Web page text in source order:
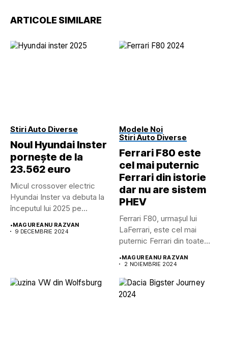
ARTICOLE SIMILARE
Stiri Auto Diverse
Noul Hyundai Inster
pornește de la
23.562 euro
Micul crossover electric
Hyundai Inster va debuta la
începutul lui 2025 pe...
•MAGUREANU RAZVAN
9 DECEMBRIE 2024
Modele Noi
Stiri Auto Diverse
Ferrari F80 este
cel mai puternic
Ferrari din istorie
dar nu are sistem
PHEV
Ferrari F80, urmașul lui
LaFerrari, este cel mai
puternic Ferrari din toate...
•MAGUREANU RAZVAN
2 NOIEMBRIE 2024